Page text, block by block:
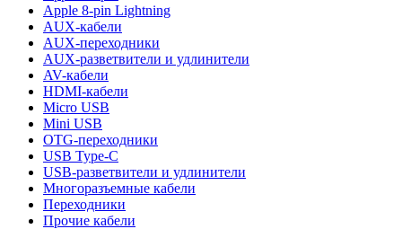
Apple 8-pin Lightning
AUX-кабели
AUX-переходники
AUX-разветвители и удлинители
AV-кабели
HDMI-кабели
Micro USB
Mini USB
OTG-переходники
USB Type-C
USB-разветвители и удлинители
Многоразъемные кабели
Переходники
Прочие кабели